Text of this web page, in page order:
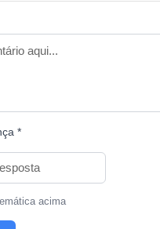
*
acima